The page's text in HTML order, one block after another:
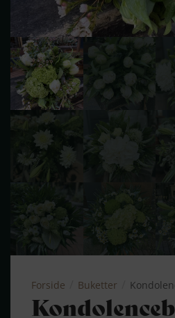
Forside Buketter